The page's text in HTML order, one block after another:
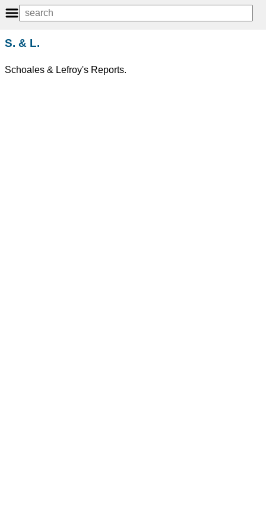
S. & L.
Schoales & Lefroy's Reports.